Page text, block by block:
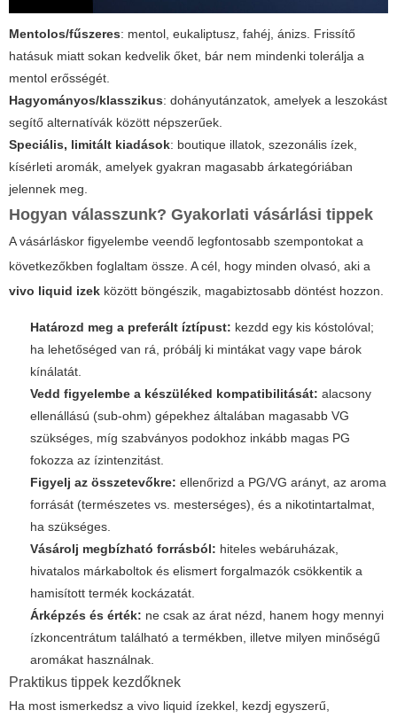
Mentolos/fűszeres: mentol, eukaliptusz, fahéj, ánizs. Frissítő
hatásuk miatt sokan kedvelik őket, bár nem mindenki tolerálja a
mentol erősségét.
Hagyományos/klasszikus: dohányutánzatok, amelyek a leszokást
segítő alternatívák között népszerűek.
Speciális, limitált kiadások: boutique illatok, szezonális ízek,
kísérleti aromák, amelyek gyakran magasabb árkategóriában
jelennek meg.
Hogyan válasszunk? Gyakorlati vásárlási tippek
A vásárláskor figyelembe veendő legfontosabb szempontokat a
következőkben foglaltam össze. A cél, hogy minden olvasó, aki a
vivo liquid izek között böngészik, magabiztosabb döntést hozzon.
Határozd meg a preferált íztípust: kezdd egy kis kóstolóval;
ha lehetőséged van rá, próbálj ki mintákat vagy vape bárok
kínálatát.
Vedd figyelembe a készüléked kompatibilitását: alacsony
ellenállású (sub-ohm) gépekhez általában magasabb VG
szükséges, míg szabványos podokhoz inkább magas PG
fokozza az ízintenzitást.
Figyelj az összetevőkre: ellenőrizd a PG/VG arányt, az aroma
forrását (természetes vs. mesterséges), és a nikotintartalmat,
ha szükséges.
Vásárolj megbízható forrásból: hiteles webáruházak,
hivatalos márkaboltok és elismert forgalmazók csökkentik a
hamisított termék kockázatát.
Árképzés és érték: ne csak az árat nézd, hanem hogy mennyi
ízkoncentrátum található a termékben, illetve milyen minőségű
aromákat használnak.
Praktikus tippek kezdőknek
Ha most ismerkedsz a vivo liquid ízekkel, kezdj egyszerű,